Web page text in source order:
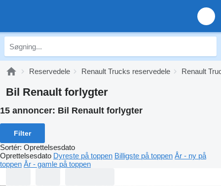
Reservedele Renault Trucks reservedele Renault
Bil Renault forlygter
15 annoncer: Bil Renault forlygter
Filter
Sortér: Oprettelsesdato
Oprettelsesdato Dyreste på toppen Billigste på toppen År - ny på
toppen År - gamle på toppen